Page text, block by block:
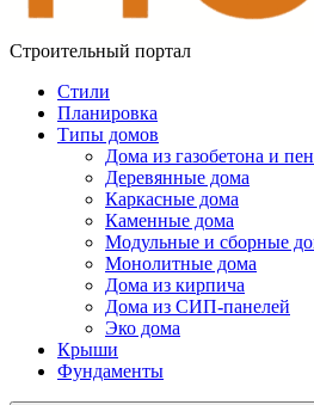
Строительный портал
Стили
Планировка
Типы домов
Дома из газобетона и
Деревянные дома
Каркасные дома
Каменные дома
Модульные и сборные
Монолитные дома
Дома из кирпича
Дома из СИП-панелей
Эко дома
Крыши
Фундаменты